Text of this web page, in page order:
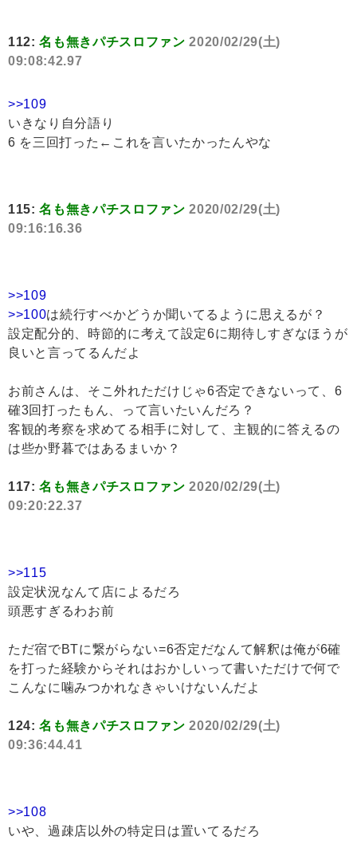
112:名も無きパチスロファン 2020/02/29(土)
09:08:42.97
>>109
いきなり自分語り
6 を三回打った←これを言いたかったんやな
115:名も無きパチスロファン 2020/02/29(土)
09:16:16.36
>>109
>>100は続行すべかどうか聞いてるように思えるが？
設定配分的、時節的に考えて設定6に期待しすぎなほうが
良いと言ってるんだよ
お前さんは、そこ外れただけじゃ6否定できないって、6
確3回打ったもん、って言いたいんだろ？
客観的考察を求めてる相手に対して、主観的に答えるの
は些か野暮ではあるまいか？
117:名も無きパチスロファン 2020/02/29(土)
09:20:22.37
>>115
設定状況なんて店によるだろ
頭悪すぎるわお前
ただ宿でBTに繋がらない=6否定だなんて解釈は俺が6確
を打った経験からそれはおかしいって書いただけで何で
こんなに噛みつかれなきゃいけないんだよ
124:名も無きパチスロファン 2020/02/29(土)
09:36:44.41
>>108
いや、過疎店以外の特定日は置いてるだろ